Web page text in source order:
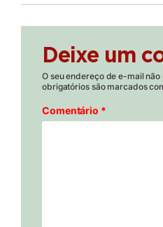
Deixe um
O seu endereço de e-mail
obrigatórios são marcados
Comentário *